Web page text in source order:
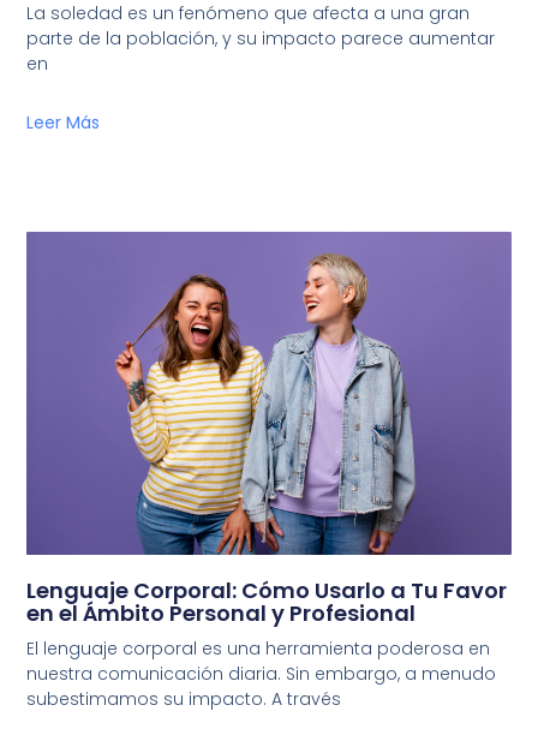
La soledad es un fenómeno que afecta a una gran
parte de la población, y su impacto parece aumentar
en
Leer Más
Lenguaje Corporal: Cómo Usarlo a Tu Favor
en el Ámbito Personal y Profesional
El lenguaje corporal es una herramienta poderosa en
nuestra comunicación diaria. Sin embargo, a menudo
subestimamos su impacto. A través